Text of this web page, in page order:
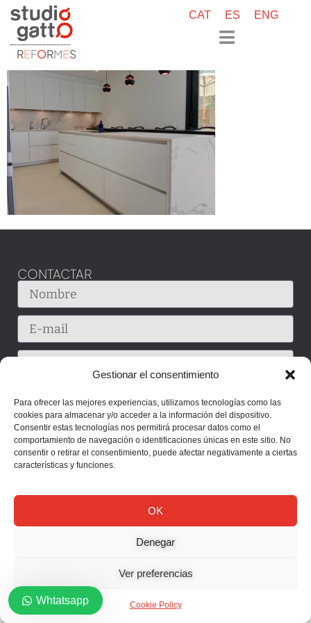
Gestionar el consentimiento
Para ofrecer las mejores experiencias, utilizamos tecnologías como las
cookies para almacenar y/o acceder a la información del dispositivo.
Consentir estas tecnologías nos permitirá procesar datos como el
comportamiento de navegación o identificaciones únicas en este sitio. No
consentir o retirar el consentimiento, puede afectar negativamente a ciertas
características y funciones.
OK
Denegar
Ver preferencias
Cookie Policy
REFORMES
CAT ES ENG
CONTACTAR
Whtatsapp